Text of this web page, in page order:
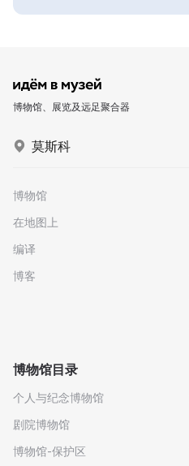
博物馆、展览及远足聚合器
莫斯科
博物馆
在地图上
编译
博客
博物馆目录
个人与纪念博物馆
剧院博物馆
博物馆-保护区